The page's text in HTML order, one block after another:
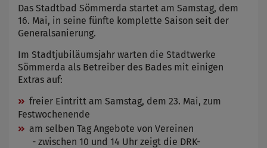
Das Stadtbad Sömmerda startet am Samstag, dem
16. Mai, in seine fünfte komplette Saison seit der
Generalsanierung.
Im Stadtjubiläumsjahr warten die Stadtwerke
Sömmerda als Betreiber des Bades mit einigen
Extras auf:
freier Eintritt am Samstag, dem 23. Mai, zum
Festwochenende
am selben Tag Angebote von Vereinen
- zwischen 10 und 14 Uhr zeigt die DRK-